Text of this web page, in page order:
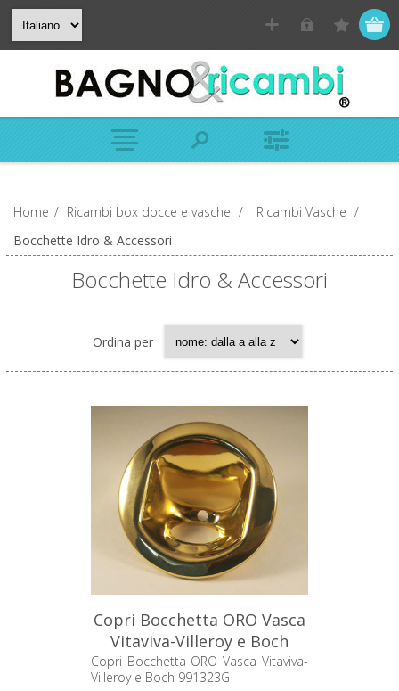
Home / Ricambi box docce e vasche / Ricambi Vasche /
Bocchette Idro & Accessori
Bocchette Idro & Accessori
Ordina per
Copri Bocchetta ORO Vasca
Vitaviva-Villeroy e Boch
991323G
Copri Bocchetta ORO Vasca Vitaviva-
Villeroy e Boch 991323G